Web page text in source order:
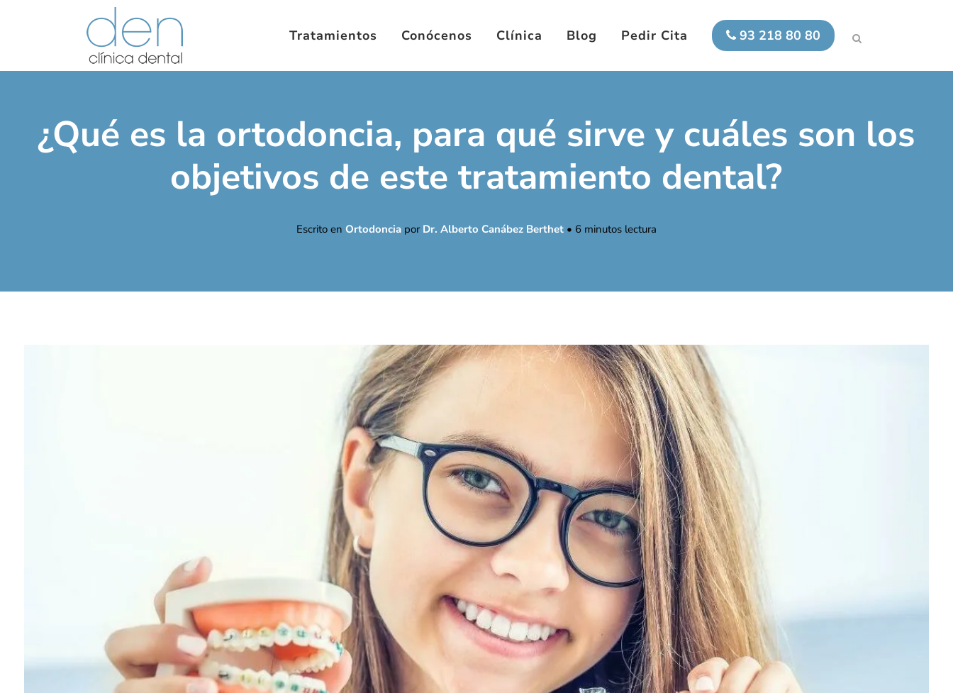
93 218 80 80
Tratamientos Conócenos Clínica Blog Pedir Cita
¿Qué es la ortodoncia, para qué sirve y cuáles son los
objetivos de este tratamiento dental?
Escrito en Ortodoncia por Dr. Alberto Canábez Berthet • 6minutos lectura